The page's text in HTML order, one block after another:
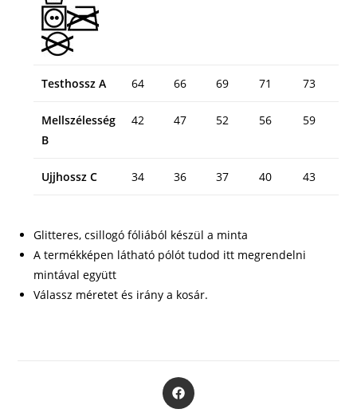
Testhossz A 64 66 69 71 73
Mellszélesség
B
42 47 52 56 59
Ujjhossz C 34 36 37 40 43
Glitteres, csillogó fóliából készül a minta
A termékképen látható pólót tudod itt megrendelni
mintával együtt
Válassz méretet és irány a kosár.
Opens
in